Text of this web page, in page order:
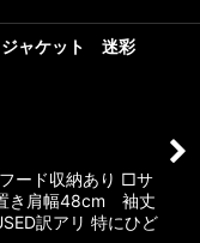
ャケット 迷彩
ード収納あり □サ
き肩幅48cm 袖丈
訳アリ 特にひど